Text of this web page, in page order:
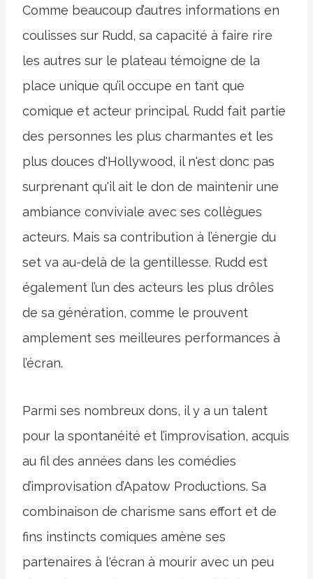
Comme beaucoup d’autres informations en
coulisses sur Rudd, sa capacité à faire rire
les autres sur le plateau témoigne de la
place unique qu’il occupe en tant que
comique et acteur principal. Rudd fait partie
des personnes les plus charmantes et les
plus douces d'Hollywood, il n'est donc pas
surprenant qu'il ait le don de maintenir une
ambiance conviviale avec ses collègues
acteurs. Mais sa contribution à l’énergie du
set va au-delà de la gentillesse. Rudd est
également l’un des acteurs les plus drôles
de sa génération, comme le prouvent
amplement ses meilleures performances à
l’écran.
Parmi ses nombreux dons, il y a un talent
pour la spontanéité et l’improvisation, acquis
au fil des années dans les comédies
d’improvisation d’Apatow Productions. Sa
combinaison de charisme sans effort et de
fins instincts comiques amène ses
partenaires à l'écran à mourir avec un peu